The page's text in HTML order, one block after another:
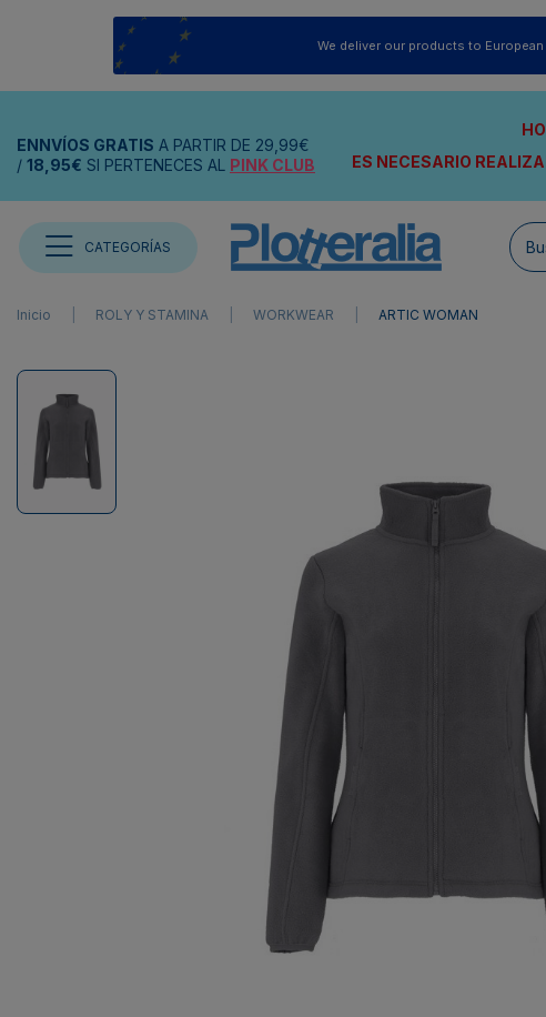
We deliver our products to
ENNVÍOS GRATIS A PARTIR DE 29,99€
/ 18,95€ SI PERTENECES AL PINK CLUB
ES NECESARIO
CATEGORÍAS
Inicio ROLY Y STAMINA WORKWEAR ARTIC WOMAN